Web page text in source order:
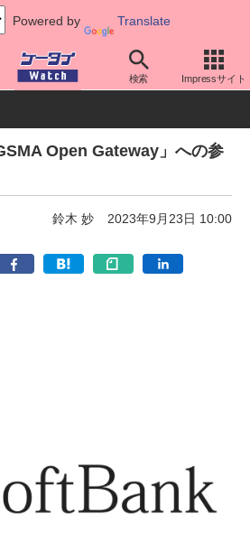
Powered by Translate
検索 Impressサイト
ソフトバンク ネットワーク/技術
Open Gateway」への参
鈴木 妙 2023年9月23日 10:00